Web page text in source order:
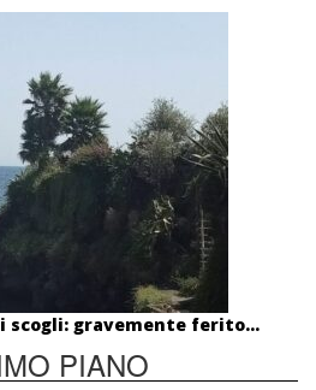
scogli: gravemente ferito...
PIANO